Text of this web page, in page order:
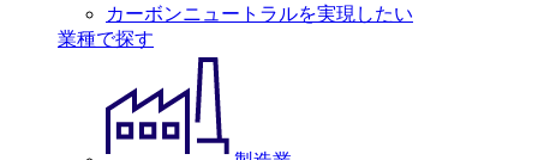
カーボンニュートラルを実現したい
業種で探す